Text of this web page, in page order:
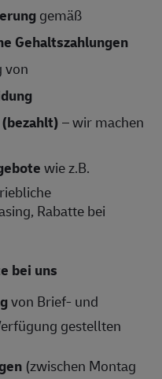
gemäß
Gehaltszahlungen
von
– wir machen
wie z.B.
Rabatte bei
bei uns
von Brief- und
gestellten
(zwischen Montag